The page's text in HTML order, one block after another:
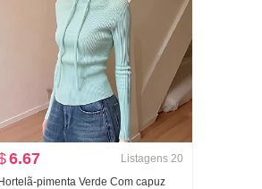
6.67 Listagens 20
Hortelã-pimenta Verde Com capuz